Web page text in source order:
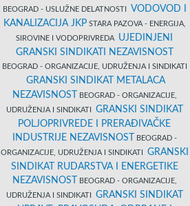
BEOGRAD - USLUŽNE DELATNOSTI VODOVOD I
KANALIZACIJA JKPSTARA PAZOVA - ENERGIJA,
SIROVINE I VODOPRIVREDA UJEDINJENI
GRANSKI SINDIKATI NEZAVISNOST
BEOGRAD - ORGANIZACIJE, UDRUŽENJA I SINDIKATI
GRANSKI SINDIKAT METALACA
NEZAVISNOST
BEOGRAD - ORGANIZACIJE,
UDRUŽENJA I SINDIKATI GRANSKI SINDIKAT
POLJOPRIVREDE I PRERAĐIVAČKE
INDUSTRIJE NEZAVISNOST
BEOGRAD -
ORGANIZACIJE, UDRUŽENJA I SINDIKATI GRANSKI
SINDIKAT RUDARSTVA I ENERGETIKE
NEZAVISNOST
BEOGRAD - ORGANIZACIJE,
UDRUŽENJA I SINDIKATI GRANSKI SINDIKAT